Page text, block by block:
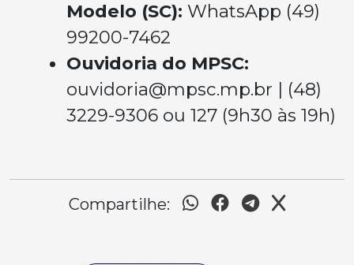
Modelo (SC): WhatsApp (49)
99200-7462
Ouvidoria do MPSC:
ouvidoria@mpsc.mp.br | (48)
3229-9306 ou 127 (9h30 às 19h)
Compartilhe: